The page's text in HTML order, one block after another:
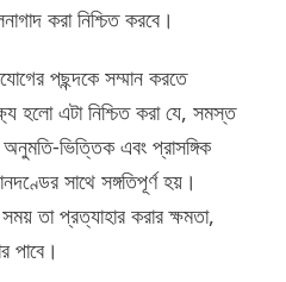
করা নিশ্চিত করবে।
পছন্দকে সম্মান করতে
হলো এটা নিশ্চিত করা যে, সমস্ত
ভিত্তিক এবং প্রাসঙ্গিক
সাথে সঙ্গতিপূর্ণ হয়।
তা প্রত্যাহার করার ক্ষমতা,
পাবে।